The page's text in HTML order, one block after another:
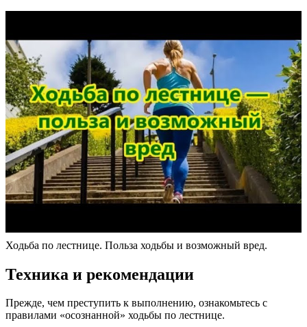
Ходьба по лестнице. Польза ходьбы и возможный вред.
Техника и рекомендации
Прежде, чем преступить к выполнению, ознакомьтесь с
правилами «осознанной» ходьбы по лестнице.